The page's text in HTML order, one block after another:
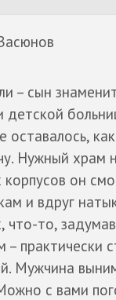
– сын
оставалось,
Нужный
он
и вдруг
то,
практически
Мужчина
с вами